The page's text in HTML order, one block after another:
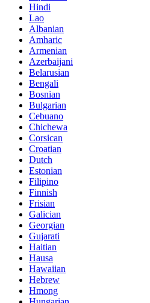
Hindi
Lao
Albanian
Amharic
Armenian
Azerbaijani
Belarusian
Bengali
Bosnian
Bulgarian
Cebuano
Chichewa
Corsican
Croatian
Dutch
Estonian
Filipino
Finnish
Frisian
Galician
Georgian
Gujarati
Haitian
Hausa
Hawaiian
Hebrew
Hmong